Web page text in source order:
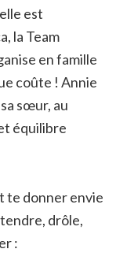
est
la Team
en famille
coûte ! Annie
sœur, au
équilibre
te donner envie
drôle,
: